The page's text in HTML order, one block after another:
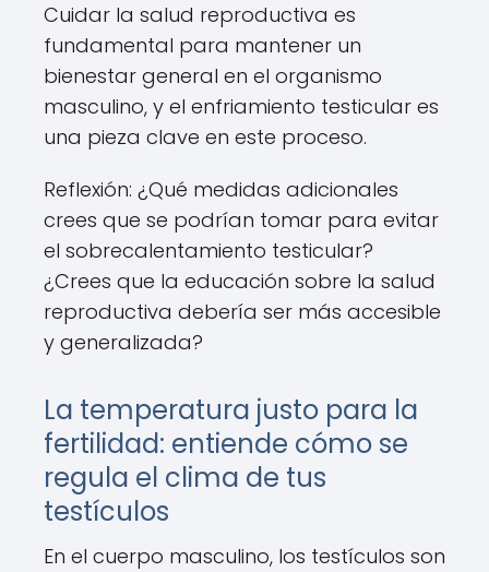
Cuidar la salud reproductiva es
fundamental para mantener un
bienestar general en el organismo
masculino, y el enfriamiento testicular es
una pieza clave en este proceso.
Reflexión: ¿Qué medidas adicionales
crees que se podrían tomar para evitar
el sobrecalentamiento testicular?
¿Crees que la educación sobre la salud
reproductiva debería ser más accesible
y generalizada?
La temperatura justo para la
fertilidad: entiende cómo se
regula el clima de tus
testículos
En el cuerpo masculino, los testículos son